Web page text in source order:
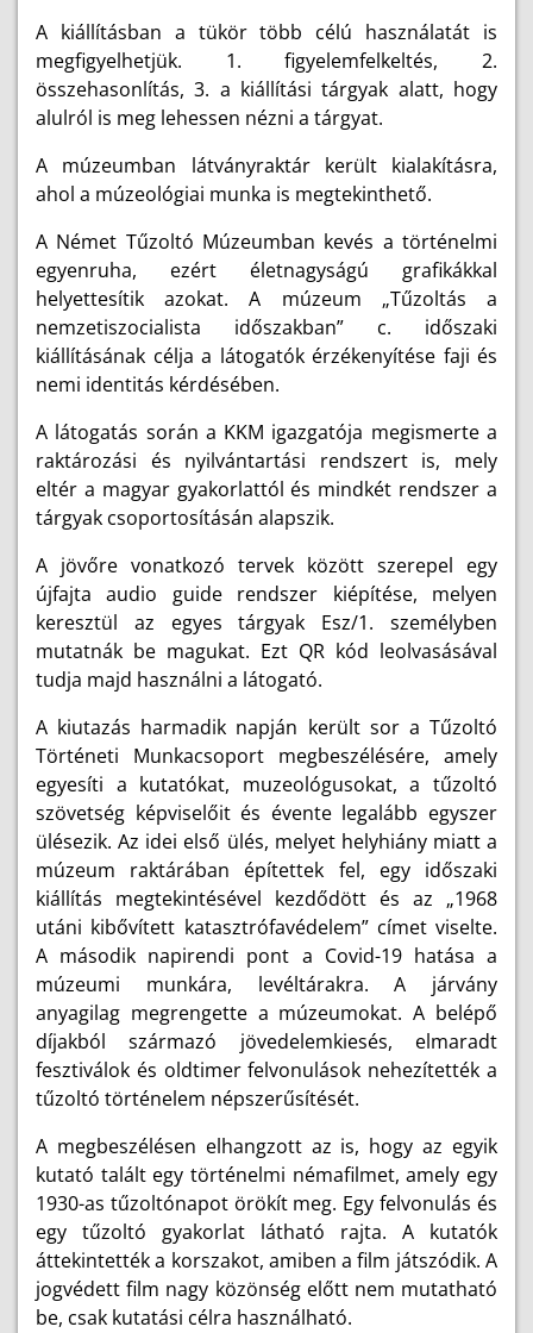
A kiállításban a tükör több célú használatát is
megfigyelhetjük. 1. figyelemfelkeltés, 2.
összehasonlítás, 3. a kiállítási tárgyak alatt, hogy
alulról is meg lehessen nézni a tárgyat.
A múzeumban látványraktár került kialakításra,
ahol a múzeológiai munka is megtekinthető.
A Német Tűzoltó Múzeumban kevés a történelmi
egyenruha, ezért életnagyságú grafikákkal
helyettesítik azokat. A múzeum „Tűzoltás a
nemzetiszocialista időszakban” c. időszaki
kiállításának célja a látogatók érzékenyítése faji és
nemi identitás kérdésében.
A látogatás során a KKM igazgatója megismerte a
raktározási és nyilvántartási rendszert is, mely
eltér a magyar gyakorlattól és mindkét rendszer a
tárgyak csoportosításán alapszik.
A jövőre vonatkozó tervek között szerepel egy
újfajta audio guide rendszer kiépítése, melyen
keresztül az egyes tárgyak Esz/1. személyben
mutatnák be magukat. Ezt QR kód leolvasásával
tudja majd használni a látogató.
A kiutazás harmadik napján került sor a Tűzoltó
Történeti Munkacsoport megbeszélésére, amely
egyesíti a kutatókat, muzeológusokat, a tűzoltó
szövetség képviselőit és évente legalább egyszer
ülésezik. Az idei első ülés, melyet helyhiány miatt a
múzeum raktárában építettek fel, egy időszaki
kiállítás megtekintésével kezdődött és az „1968
utáni kibővített katasztrófavédelem” címet viselte.
A második napirendi pont a Covid-19 hatása a
múzeumi munkára, levéltárakra. A járvány
anyagilag megrengette a múzeumokat. A belépő
díjakból származó jövedelemkiesés, elmaradt
fesztiválok és oldtimer felvonulások nehezítették a
tűzoltó történelem népszerűsítését.
A megbeszélésen elhangzott az is, hogy az egyik
kutató talált egy történelmi némafilmet, amely egy
1930-as tűzoltónapot örökít meg. Egy felvonulás és
egy tűzoltó gyakorlat látható rajta. A kutatók
áttekintették a korszakot, amiben a film játszódik. A
jogvédett film nagy közönség előtt nem mutatható
be, csak kutatási célra használható.